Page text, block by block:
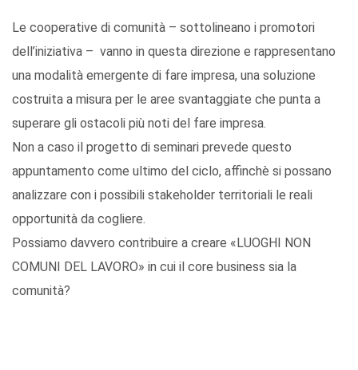
Le cooperative di comunità – sottolineano i promotori
dell’iniziativa – vanno in questa direzione e rappresentano
una modalità emergente di fare impresa, una soluzione
costruita a misura per le aree svantaggiate che punta a
superare gli ostacoli più noti del fare impresa.
Non a caso il progetto di seminari prevede questo
appuntamento come ultimo del ciclo, affinchè si possano
analizzare con i possibili stakeholder territoriali le reali
opportunità da cogliere.
Possiamo davvero contribuire a creare «LUOGHI NON
COMUNI DEL LAVORO» in cui il core business sia la
comunità?